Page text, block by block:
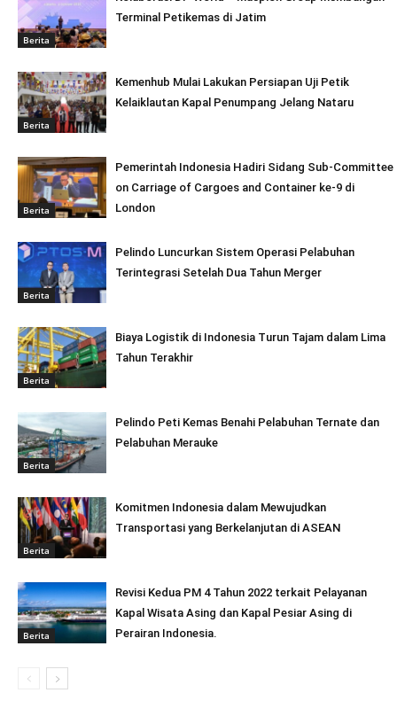
Berita
Terminal Petikemas di Jatim
Berita
Kemenhub Mulai Lakukan Persiapan Uji Petik
Kelaiklautan Kapal Penumpang Jelang Nataru
Berita
Pemerintah Indonesia Hadiri Sidang Sub-Committee
on Carriage of Cargoes and Container ke-9 di
London
Berita
Pelindo Luncurkan Sistem Operasi Pelabuhan
Terintegrasi Setelah Dua Tahun Merger
Berita
Biaya Logistik di Indonesia Turun Tajam dalam Lima
Tahun Terakhir
Berita
Pelindo Peti Kemas Benahi Pelabuhan Ternate dan
Pelabuhan Merauke
Berita
Komitmen Indonesia dalam Mewujudkan
Transportasi yang Berkelanjutan di ASEAN
Berita
Revisi Kedua PM 4 Tahun 2022 terkait Pelayanan
Kapal Wisata Asing dan Kapal Pesiar Asing di
Perairan Indonesia.